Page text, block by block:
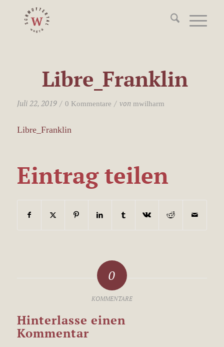
Libre_Franklin
Juli 22, 2019 / 0 Kommentare / von mwilharm
Libre_Franklin
Eintrag teilen
0
KOMMENTARE
Hinterlasse einen
Kommentar